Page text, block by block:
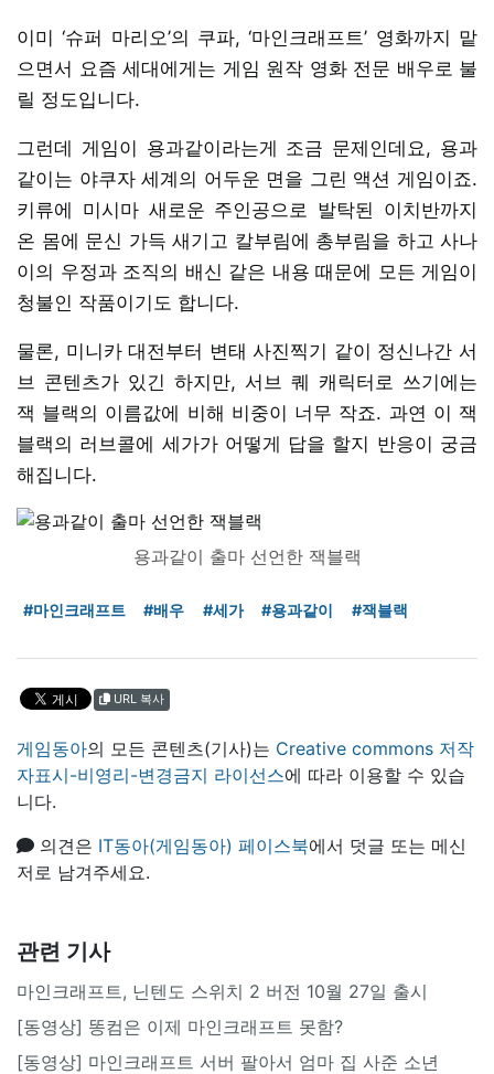
이미 ‘슈퍼 마리오’의 쿠파, ‘마인크래프트’ 영화까지 맡
으면서 요즘 세대에게는 게임 원작 영화 전문 배우로 불
릴 정도입니다.
그런데 게임이 용과같이라는게 조금 문제인데요, 용과
같이는 야쿠자 세계의 어두운 면을 그린 액션 게임이죠.
키류에 미시마 새로운 주인공으로 발탁된 이치반까지
온 몸에 문신 가득 새기고 칼부림에 총부림을 하고 사나
이의 우정과 조직의 배신 같은 내용 때문에 모든 게임이
청불인 작품이기도 합니다.
물론, 미니카 대전부터 변태 사진찍기 같이 정신나간 서
브 콘텐츠가 있긴 하지만, 서브 퀘 캐릭터로 쓰기에는
잭 블랙의 이름값에 비해 비중이 너무 작죠. 과연 이 잭
블랙의 러브콜에 세가가 어떻게 답을 할지 반응이 궁금
해집니다.
용과같이 출마 선언한 잭블랙
#마인크래프트 #배우 #세가 #용과같이 #잭블랙
URL 복사
게임동아의 모든 콘텐츠(기사)는 Creative commons 저작
자표시-비영리-변경금지 라이선스에 따라 이용할 수 있습
니다.
의견은 IT동아(게임동아) 페이스북에서 덧글 또는 메신
저로 남겨주세요.
관련 기사
마인크래프트, 닌텐도 스위치 2 버전 10월 27일 출시
[동영상] 똥컴은 이제 마인크래프트 못함?
[동영상] 마인크래프트 서버 팔아서 엄마 집 사준 소년